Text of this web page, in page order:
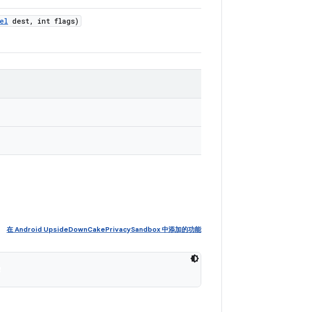
dest, int flags)
在 Android UpsideDownCakePrivacySandbox 中添加的功能